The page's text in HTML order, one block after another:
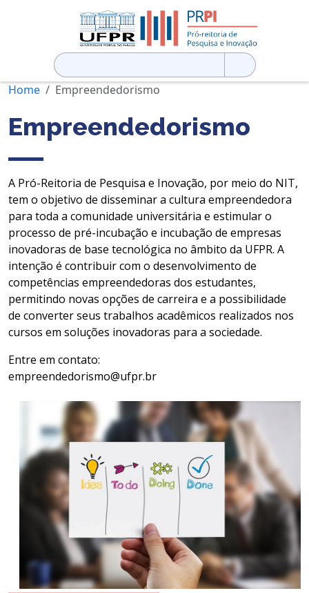
Pesquisar
por:
Home
Empreendedorismo
Empreendedorismo
A Pró-Reitoria de Pesquisa e Inovação, por meio do NIT,
tem o objetivo de disseminar a cultura empreendedora
para toda a comunidade universitária e estimular o
processo de pré-incubação e incubação de empresas
inovadoras de base tecnológica no âmbito da UFPR. A
intenção é contribuir com o desenvolvimento de
competências empreendedoras dos estudantes,
permitindo novas opções de carreira e a possibilidade
de converter seus trabalhos acadêmicos realizados nos
cursos em soluções inovadoras para a sociedade.
Entre em contato:
empreendedorismo@ufpr.br